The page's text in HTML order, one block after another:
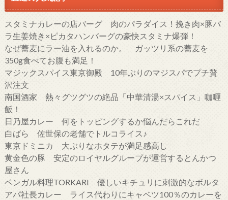
スタミナカレーの店バーグ 肉のパラダイス！挽き肉×豚バ
ラ生姜焼き×ピカタハンバーグの豪快スタミナ爆弾！
なぜ蕎麦にラー油を入れるのか。 ガッツリ系の蕎麦を
350g食べてお腹も満足！
マジックスパイス東京御殿 10年ぶりのマジスパでプチ贅
沢注文
南国酒家 熱々グツグツの絶品「中華清湯×スパイス」咖喱
飯！
日乃屋カレー 何をトッピングするか悩んだらこれだ
白ばら 佐世保の老舗でトルコライス♪
東京ドミニカ 大ぶりなホタテが満足感高し
黄金色の豚 安定のロイヤルグループが運営するとんかつ
屋さん
ベンガル料理TORKARI 優しいキチュリに刺激的なボルタ
アパ社長カレー ライス代わりにキャベツ100％のカレーを